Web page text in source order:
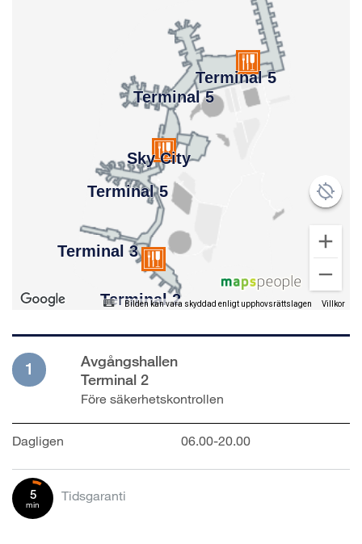
Bilden kan vara skyddad enligt upphovsrättslagen Villkor
1
Avgångshallen
Terminal 2
Före säkerhetskontrollen
Dagligen 06.00-20.00
5
min
Tidsgaranti